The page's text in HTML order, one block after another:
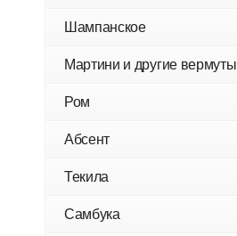
Шампанское
Мартини и другие вермуты
Ром
Абсент
Текила
Самбука